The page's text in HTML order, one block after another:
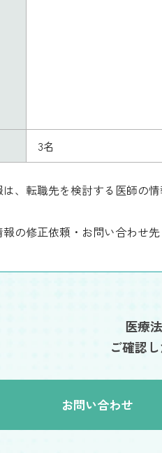
3名
、転職先を検討する医師の
の修正依頼・お問い合わせ先
医療
ご確認
お問い合わせ